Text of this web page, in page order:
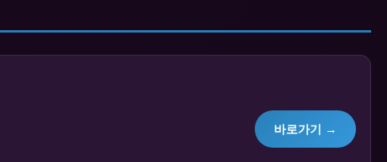
바로가기 →